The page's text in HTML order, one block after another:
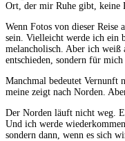
Ort, der mir Ruhe gibt, keine
Wenn Fotos von dieser
sein. Vielleicht werde ich ein
melancholisch. Aber ich weiß
entschieden, sondern für mich
Manchmal bedeutet Vernunft
meine zeigt nach Norden.
Der Norden läuft nicht weg.
Und ich werde
sondern dann, wenn es sich